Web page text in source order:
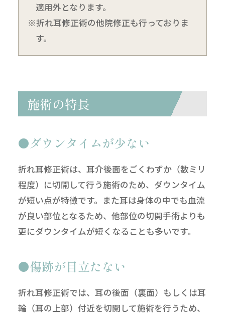
適用外となります。
※折れ耳修正術の他院修正も行っておりま
す。
施術の特長
ダウンタイムが少ない
折れ耳修正術は、耳介後面をごくわずか（数ミリ
程度）に切開して行う施術のため、ダウンタイム
が短い点が特徴です。また耳は身体の中でも血流
が良い部位となるため、他部位の切開手術よりも
更にダウンタイムが短くなることも多いです。
傷跡が目立たない
折れ耳修正術では、耳の後面（裏面）もしくは耳
輪（耳の上部）付近を切開して施術を行うため、